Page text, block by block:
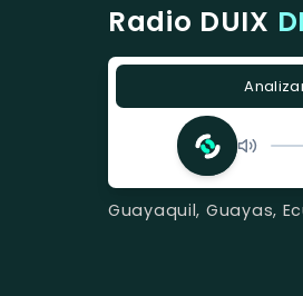
Radio DUIX
Guayaquil, Guayas,